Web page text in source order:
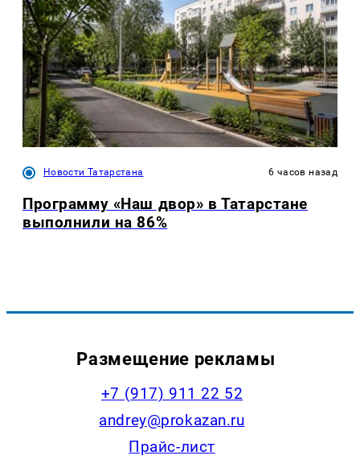
Новости Татарстана 6 часов назад
Программу «Наш двор» в Татарстане
выполнили на 86%
Размещение рекламы
+7 (917) 911 22 52
andrey@prokazan.ru
Прайс-лист